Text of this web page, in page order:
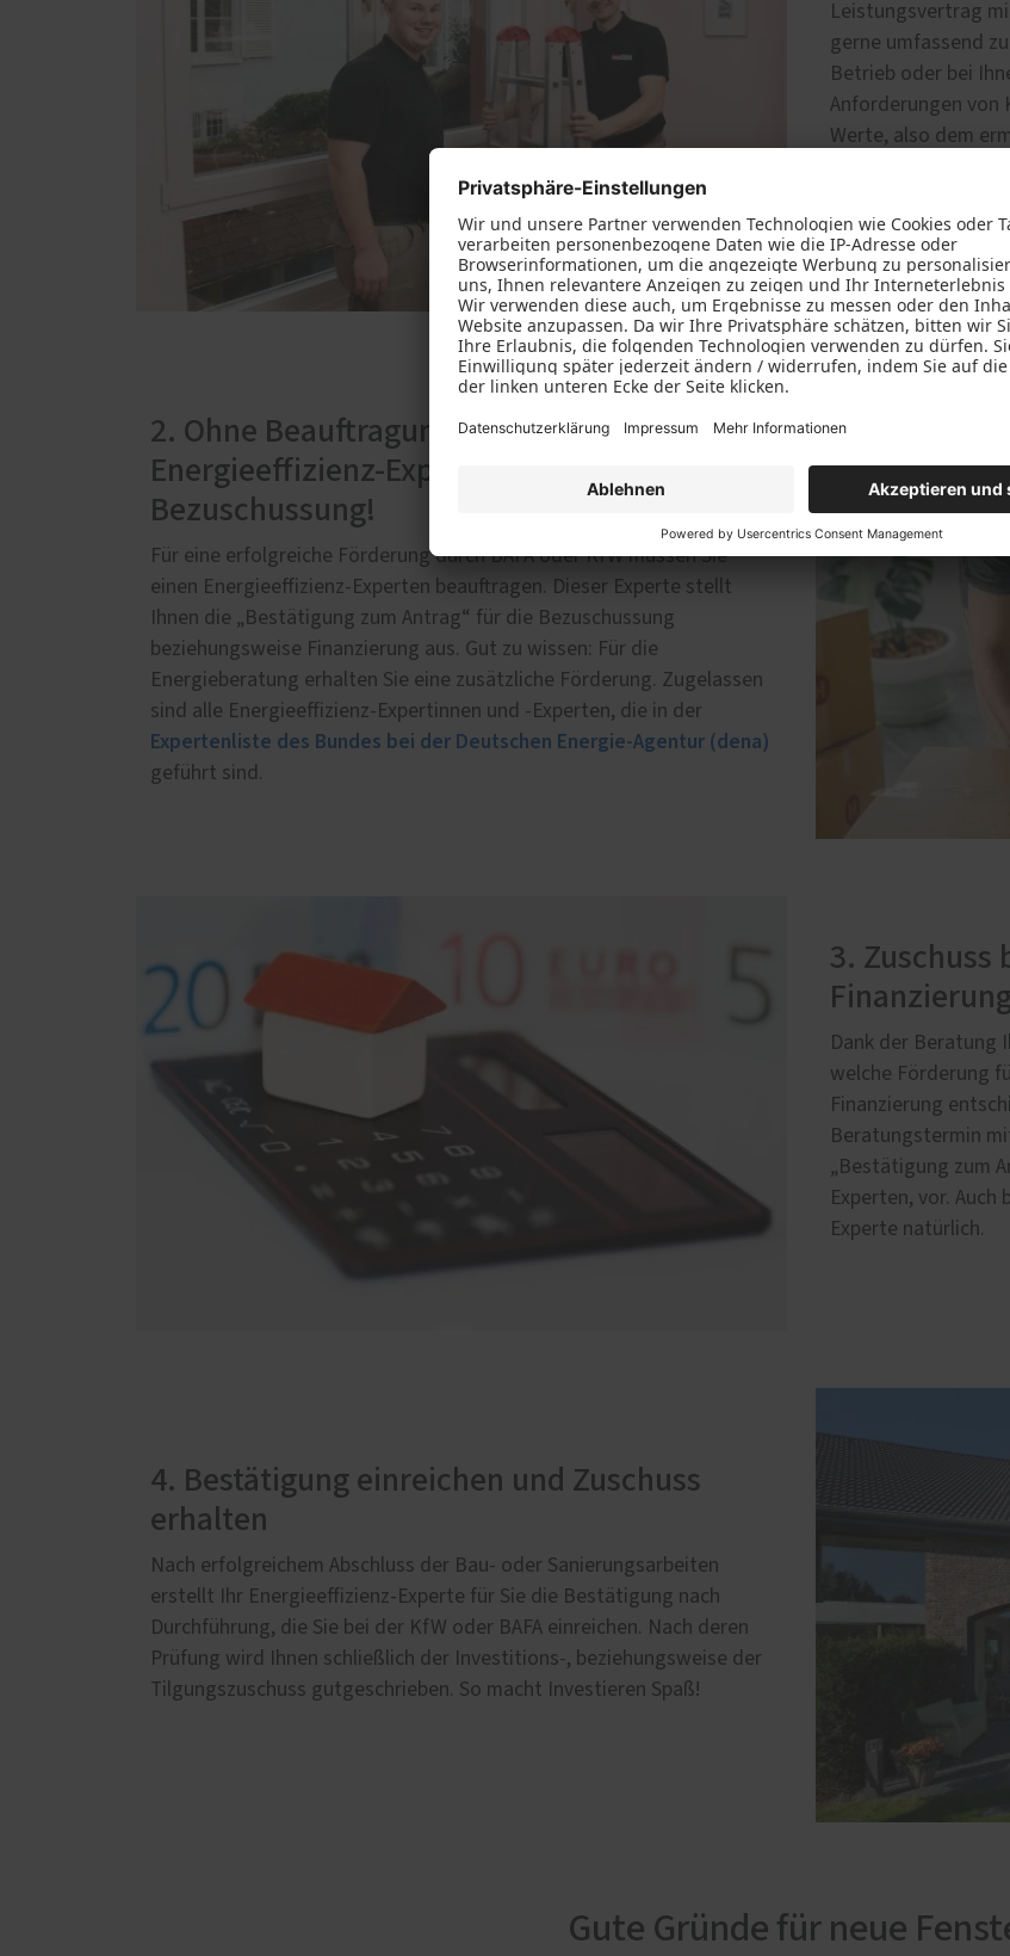
Leistungsvertrag
gerne umfassend
Betrieb oder bei
Anforderungen von
Werte, also dem
Fenstern und
fachgerechte
selbstverständlich.
Termin
2. Ohne Beauftragung eines
Energieeffizienz-Experten keine
Bezuschussung!
Für eine erfolgreiche Förderung durch BAFA oder KfW müssen Sie
einen Energieeffizienz-Experten beauftragen. Dieser Experte stellt
Ihnen die „Bestätigung zum Antrag“ für die Bezuschussung
beziehungsweise Finanzierung aus. Gut zu wissen: Für die
Energieberatung erhalten Sie eine zusätzliche Förderung. Zugelassen
sind alle Energieeffizienz-Expertinnen und -Experten, die in der
Expertenliste des Bundes bei der Deutschen Energie-Agentur (dena)
geführt sind.
3. Zuschuss
Dank der Beratung
welche Förderung
Finanzierung
Beratungstermin
„Bestätigung zum
Experten, vor.
Experte natürlich.
4. Bestätigung einreichen und Zuschuss
erhalten
Nach erfolgreichem Abschluss der Bau- oder Sanierungsarbeiten
erstellt Ihr Energieeffizienz-Experte für Sie die Bestätigung nach
Durchführung, die Sie bei der KfW oder BAFA einreichen. Nach deren
Prüfung wird Ihnen schließlich der Investitions-, beziehungsweise der
Tilgungszuschuss gutgeschrieben. So macht Investieren Spaß!
Gute Gründe für neue